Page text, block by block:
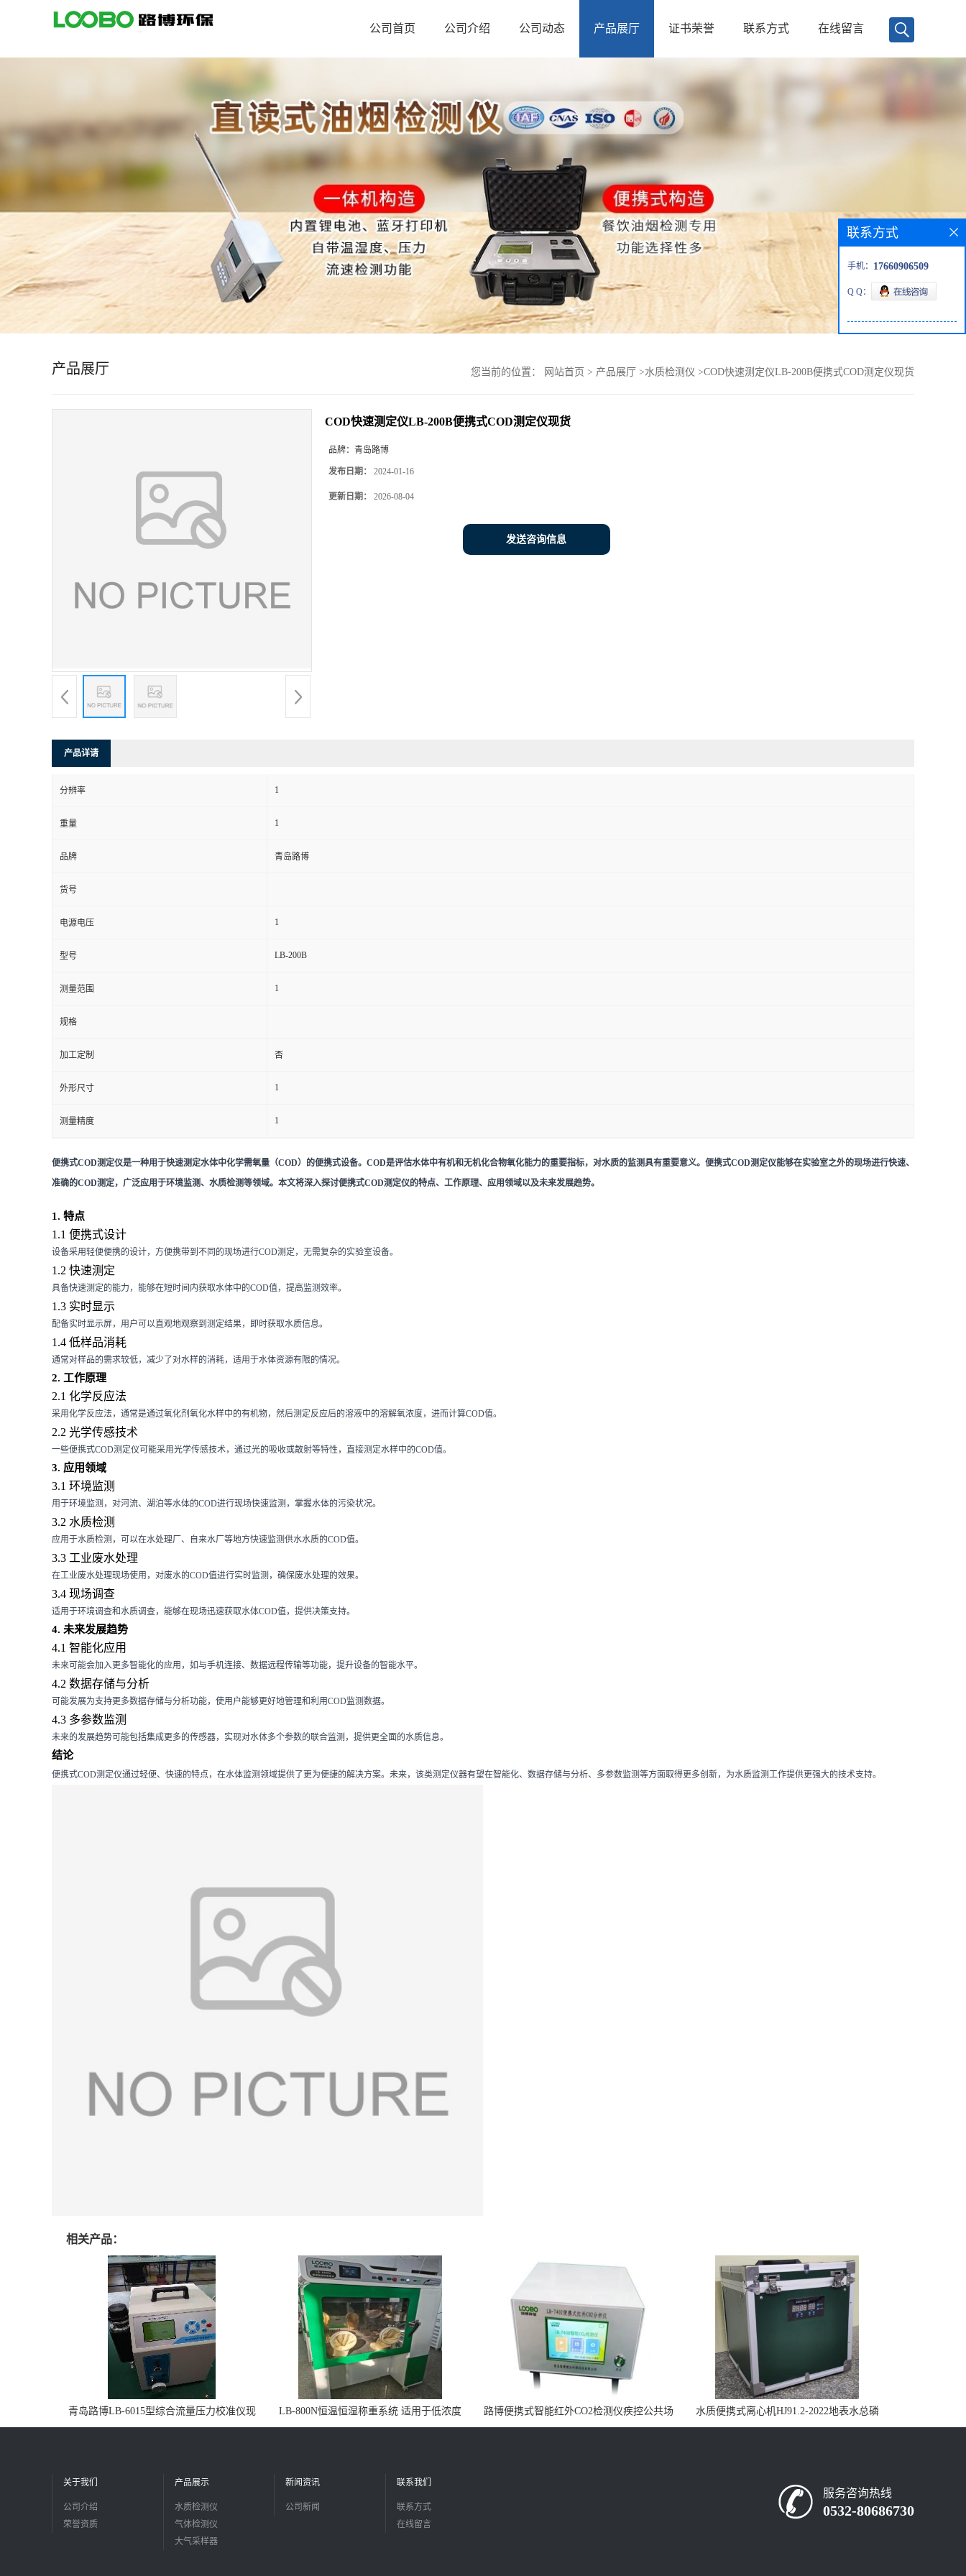
首
公司首页 公司介绍 公司动态 产品展厅 证书荣誉 联系方式 在线留言
产品展厅 您当前的位置： 网站首页 > 产品展厅 >水质检测仪 >COD快速测定仪LB-200B便携式COD测定仪现货
COD快速测定仪LB-200B便携式COD测定仪现货
品牌： 青岛路博
发布日期： 2024-01-16
更新日期： 2026-08-04
发送咨询信息
产品详请
分辨率 1
重量 1
品牌 青岛路博
货号
电源电压 1
型号 LB-200B
测量范围 1
规格
加工定制 否
外形尺寸 1
测量精度 1
便携式COD测定仪是一种用于快速测定水体中化学需氧量（COD）的便携式设备。COD是评估水体中有机和无机化合物氧化能力的重要指标，对水质的监测具有重要意义。便携式COD测定仪能够在实验室之外的现场进行快速、
准确的COD测定，广泛应用于环境监测、水质检测等领域。本文将深入探讨便携式COD测定仪的特点、工作原理、应用领域以及未来发展趋势。
1. 特点
1.1 便携式设计
设备采用轻便便携的设计，方便携带到不同的现场进行COD测定，无需复杂的实验室设备。
1.2 快速测定
具备快速测定的能力，能够在短时间内获取水体中的COD值，提高监测效率。
1.3 实时显示
配备实时显示屏，用户可以直观地观察到测定结果，即时获取水质信息。
1.4 低样品消耗
通常对样品的需求较低，减少了对水样的消耗，适用于水体资源有限的情况。
2. 工作原理
2.1 化学反应法
采用化学反应法，通常是通过氧化剂氧化水样中的有机物，然后测定反应后的溶液中的溶解氧浓度，进而计算COD值。
2.2 光学传感技术
一些便携式COD测定仪可能采用光学传感技术，通过光的吸收或散射等特性，直接测定水样中的COD值。
3. 应用领域
3.1 环境监测
用于环境监测，对河流、湖泊等水体的COD进行现场快速监测，掌握水体的污染状况。
3.2 水质检测
应用于水质检测，可以在水处理厂、自来水厂等地方快速监测供水水质的COD值。
3.3 工业废水处理
在工业废水处理现场使用，对废水的COD值进行实时监测，确保废水处理的效果。
3.4 现场调查
适用于环境调查和水质调查，能够在现场迅速获取水体COD值，提供决策支持。
4. 未来发展趋势
4.1 智能化应用
未来可能会加入更多智能化的应用，如与手机连接、数据远程传输等功能，提升设备的智能水平。
4.2 数据存储与分析
可能发展为支持更多数据存储与分析功能，使用户能够更好地管理和利用COD监测数据。
4.3 多参数监测
未来的发展趋势可能包括集成更多的传感器，实现对水体多个参数的联合监测，提供更全面的水质信息。
结论
便携式COD测定仪通过轻便、快速的特点，在水体监测领域提供了更为便捷的解决方案。未来，该类测定仪器有望在智能化、数据存储与分析、多参数监测等方面取得更多创新，为水质监测工作提供更强大的技术支持。
相关产品：
青岛路博LB-6015型综合流量压力校准仪现
货
LB-800N恒温恒湿称重系统 适用于低浓度
烟尘采样滤膜烘干后使用
路博便携式智能红外CO2检测仪疾控公共场
所LB-7402
水质便携式离心机HJ91.2-2022地表水总磷
监测内置有电池
联系方式
手机： 17660906509
Q Q：
关于我们
公司介绍
荣誉资质
产品展示
水质检测仪
气体检测仪
大气采样器
新闻资讯
公司新闻
联系我们
联系方式
在线留言
服务咨询热线
0532-80686730